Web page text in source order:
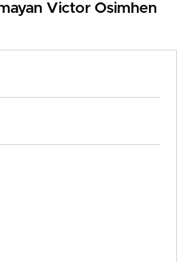
Victor Osimhen